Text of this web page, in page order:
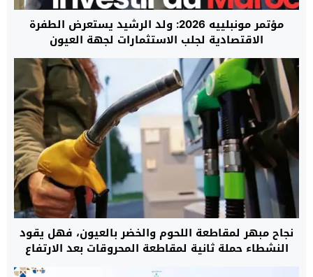
مؤتمر مونبلييه 2026: ولد الرشيد يستعرض الطفرة
الاقتصادية لجلب الاستثمارات لجهة العيون
نجاح مبهر لمقاطعة اللحوم والخضر بالعيون، فهل يقود
النشطاء حملة ثانية لمقاطعة المحروقات بعد الارتفاع